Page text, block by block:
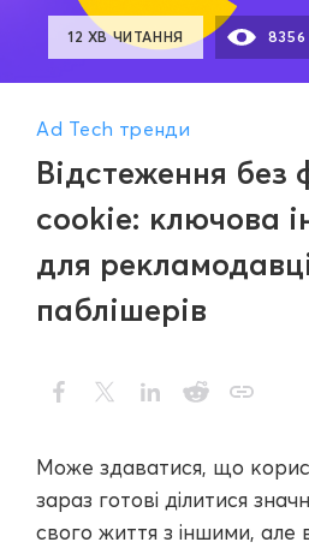
Відстеження без
cookie: ключова
для
паблішерів
Ad Tech тренди
12 ХВ ЧИТАННЯ 8356
Може здаватися, що
зараз готові ділитися
свого життя з іншими, але